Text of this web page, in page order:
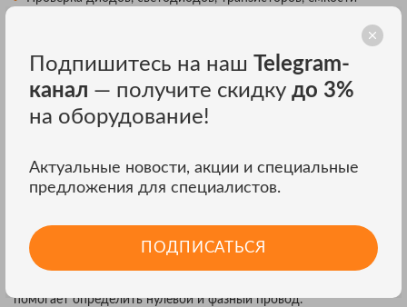
Звуковая сигнализация превышения предела измерений;
Автоотключение через 15 мин. бездействия.
ПОЛЕЗНЫЕ ФУНКЦИИ:
из результата заранее зафиксированную опорную величину.
Это полезно в тех случаях, когда нужно уменьшить влияние
внешних факторов, таких как электромагнитные шумы или
также повышают точность при работе с конденсаторами
малой емкости.
помогает определить нулевой и фазный провод.
Подпишитесь на наш Telegram-
канал — получите скидку до 3%
на оборудование!
Актуальные новости, акции и специальные
предложения для специалистов.
ПОДПИСАТЬСЯ